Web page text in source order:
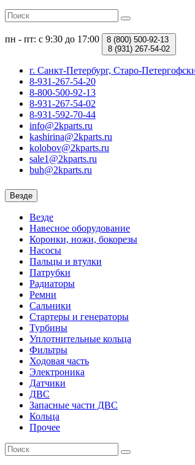
пн - пт: с 9:30 до 17:00 8 (800) 500-92-13
8 (931) 267-54-02
г. Санкт-Петербург, Старо-
8-931-267-54-20
8-800-500-92-13
8-931-267-54-02
8-931-592-70-44
info@2kparts.ru
kashirina@2kparts.ru
kolobov@2kparts.ru
sale1@2kparts.ru
buh@2kparts.ru
Везде
Везде
Навесное оборудование
Коронки, ножи, бокорезы
Насосы
Пальцы и втулки
Патрубки
Радиаторы
Ремни
Сальники
Стартеры и генераторы
Турбины
Уплотнительные кольца
Фильтры
Ходовая часть
Электроника
Датчики
ДВС
Запасные части ДВС
Кольца
Прочее